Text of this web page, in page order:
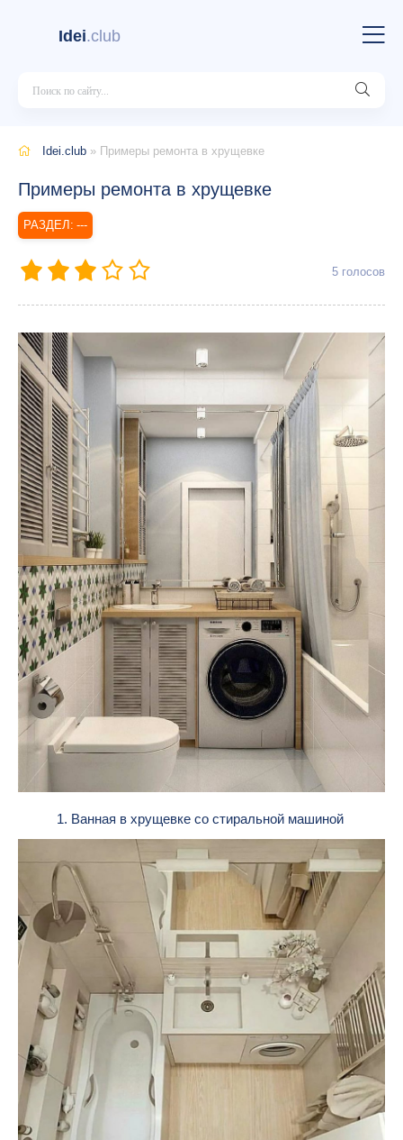
Idei.club
Idei.club » Примеры ремонта в хрущевке
Примеры ремонта в хрущевке
---
5 голосов
1. Ванная в хрущевке со стиральной машиной